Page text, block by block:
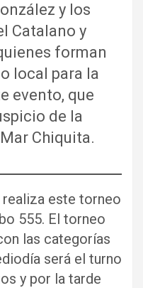
y los
Catalano y
forman
local para la
evento, que
de la
Chiquita.
este torneo
555. El torneo
las categorías
será el turno
y por la tarde